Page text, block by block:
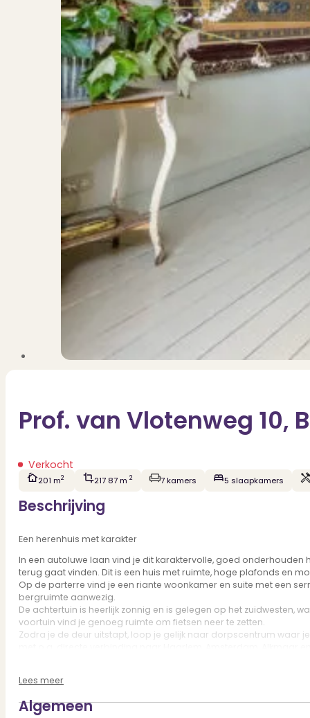
Prof. van Vlotenweg 10,
Verkocht
201 m2 217 87 m2 7 kamers 5 slaapkamers
Beschrijving
Een herenhuis met karakter
In een autoluwe laan vind je dit karaktervolle, goed onderhouden
terug gaat vinden. Dit is een huis met ruimte, hoge plafonds en
Op de parterre vind je een riante woonkamer en suite met een
bergruimte aanwezig.
De achtertuin is heerlijk zonnig en is gelegen op het zuidwesten,
voortuin vind je genoeg ruimte om fietsen neer te zetten.
Zodra je de deur uitstapt, loop je gelijk naar dorpscentrum waar
loop- en fietsafstand vind je divers basis, voortgezet en hoger
alles binnen handbereik.
Lees meer
Algemeen